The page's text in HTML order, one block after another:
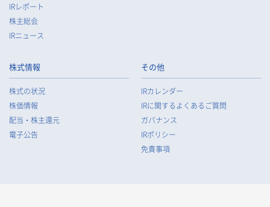
IRレポート
株主総会
IRニュース
株式情報
株式の状況
株価情報
配当・株主還元
電子公告
その他
IRカレンダー
IRに関するよくあるご質問
ガバナンス
IRポリシー
免責事項